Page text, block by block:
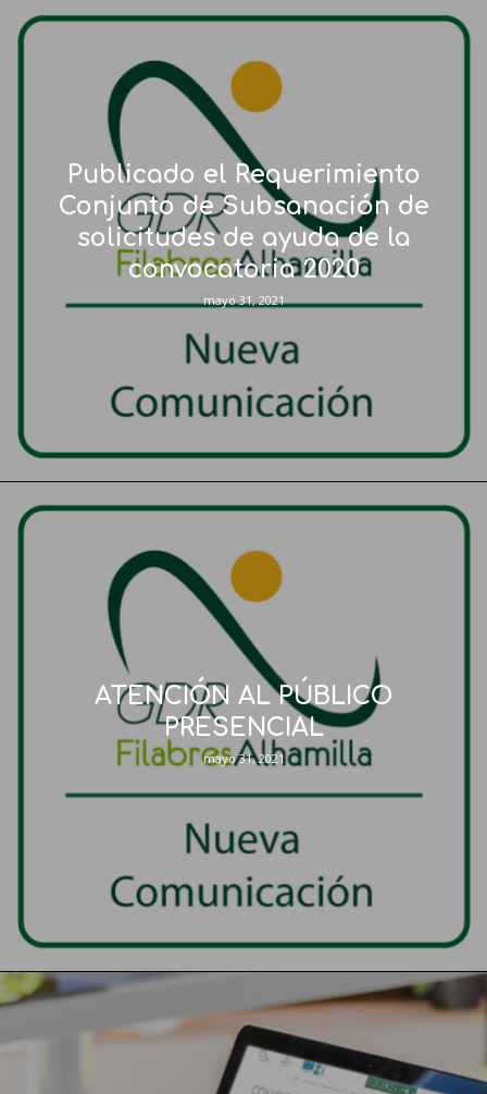
Publicado el Requerimiento
Conjunto de Subsanación de
solicitudes de ayuda de la
convocatoria 2020
mayo 31, 2021
ATENCIÓN AL PÚBLICO
PRESENCIAL
mayo 31, 2021